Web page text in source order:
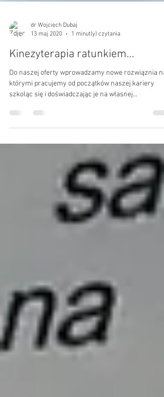
dr Wojciech Dubaj
13 maj 2020
Kinezyterapia ratunkiem...
Do naszej oferty wprowadzamy nowe rozwiąznia
którymi pracujemy od początków naszej kariery